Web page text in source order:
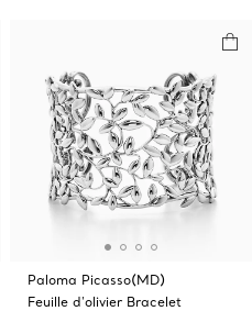
Paloma Picasso(MD)
Feuille d'olivier Bracelet